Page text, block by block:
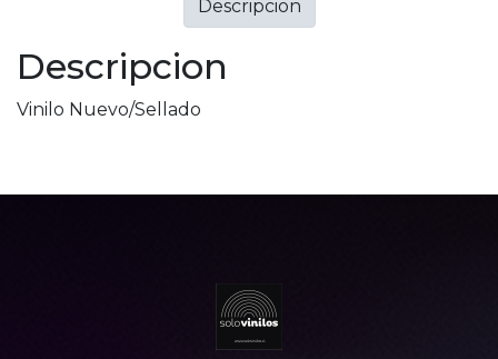
Descripcion
Vinilo Nuevo/Sellado
Descripcion